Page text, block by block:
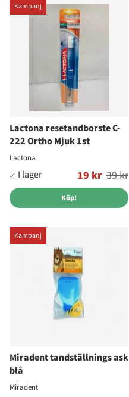
Kampanj
Lactona resetandborste C-
222 Ortho Mjuk 1st
Lactona
19 kr
Ordinarie pris: 39 kr
Köp!
Kampanj
Miradent tandställnings ask
blå
Miradent